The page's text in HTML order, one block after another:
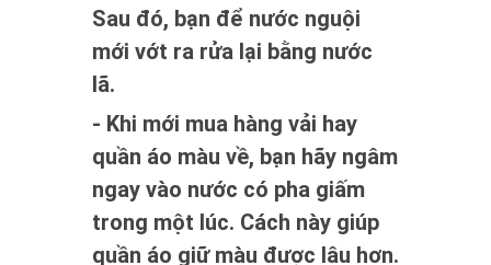
Sau đó, bạn để nước nguội
mới vớt ra rửa lại bằng nước
lã.
- Khi mới mua hàng vải hay
quần áo màu về, bạn hãy ngâm
ngay vào nước có pha giấm
trong một lúc. Cách này giúp
quần áo giữ màu được lâu hơn.